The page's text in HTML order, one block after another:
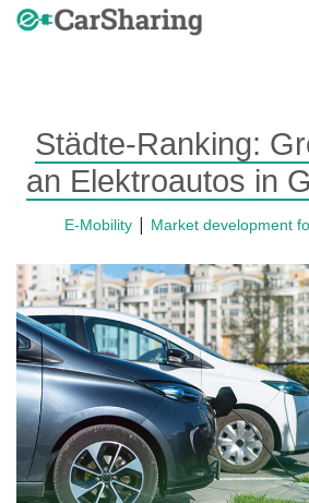
Skip
E-
Städte-Ranking:
an Elektroautos in
E-Mobility| Market development